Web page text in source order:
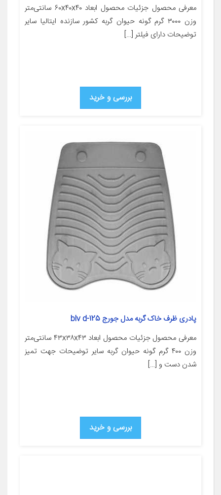
معرفی محصول جزئیات محصول ابعاد ۶۰x۴۰x۴۰ سانتی‌متر
وزن ۳۰۰۰ گرم گونه حیوان گربه کشور سازنده ایتالیا سایر
توضیحات دارای فیلتر […]
بررسی و خرید
پادری ظرف خاک گربه مدل جورج blv d-125
معرفی محصول جزئیات محصول ابعاد ۴۳x۳۸x۴۳ سانتی‌متر
وزن ۴۰۰ گرم گونه حیوان گربه سایر توضیحات جهت تمیز
شدن دست و […]
بررسی و خرید